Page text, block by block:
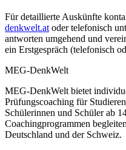
Für detaillierte Auskünfte
denkwelt.at oder telefonisch
antworten umgehend und
ein Erstgespräch (telefonisch
MEG-DenkWelt
MEG-DenkWelt bietet
Prüfungscoaching für
Schülerinnen und Schüler ab
Coachingprogrammen
Deutschland und der Schweiz.